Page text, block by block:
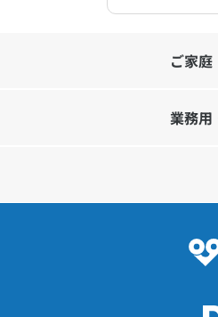
ご家
業務用